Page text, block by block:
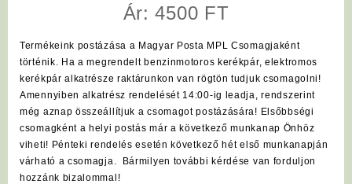
Ár: 4500 FT
Termékeink postázása a Magyar Posta MPL Csomagjaként
történik. Ha a megrendelt benzinmotoros kerékpár, elektromos
kerékpár alkatrésze raktárunkon van rögtön tudjuk csomagolni!
Amennyiben alkatrész rendelését 14:00-ig leadja, rendszerint
még aznap összeállítjuk a csomagot postázására! Elsőbbségi
csomagként a helyi postás már a következő munkanap Önhöz
viheti! Pénteki rendelés esetén következő hét első munkanapján
várható a csomagja. Bármilyen további kérdése van forduljon
hozzánk bizalommal!